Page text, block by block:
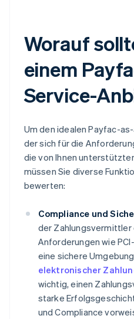
Worauf
einem
Service-
Um den idealen Payfac-
der sich für die
die von Ihnen
müssen Sie diverse
bewerten:
Compliance und
der
Anforderungen wie
eine sichere
elektronischer
wichtig, einen
starke
und Compliance